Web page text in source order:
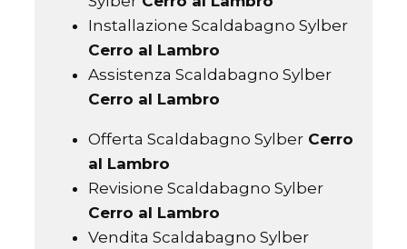
Installazione Scaldabagno Sylber
Cerro al Lambro
Assistenza Scaldabagno Sylber
Cerro al Lambro
Offerta Scaldabagno SylberCerro
al Lambro
Revisione Scaldabagno Sylber
Cerro al Lambro
Vendita Scaldabagno Sylber